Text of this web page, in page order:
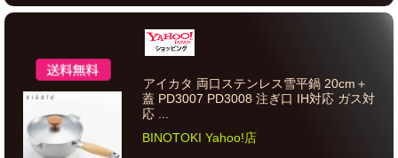
アイカタ 両口ステンレス雪平鍋 20cm＋
蓋 PD3007 PD3008 注ぎ口 IH対応 ガス対
応 ...
BINOTOKI Yahoo!店